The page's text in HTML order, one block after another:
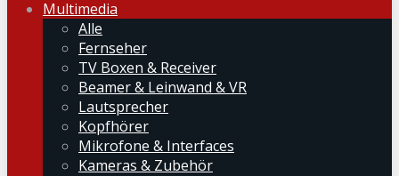
Multimedia
Alle
Fernseher
TV Boxen & Receiver
Beamer & Leinwand & VR
Lautsprecher
Kopfhörer
Mikrofone & Interfaces
Kameras & Zubehör